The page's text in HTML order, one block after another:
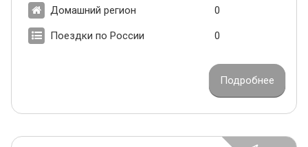
Домашний регион 0
Поездки по России 0
Подробнее